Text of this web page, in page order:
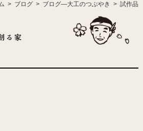
ブログ ブログ―大工のつぶやき 試作品